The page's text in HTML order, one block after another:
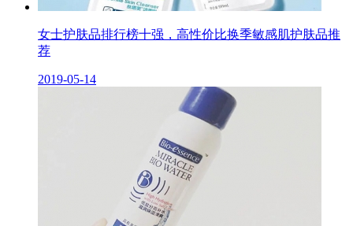
女士护肤品排行榜十强，高性价比换季敏感肌护肤品推
荐
2019-05-14